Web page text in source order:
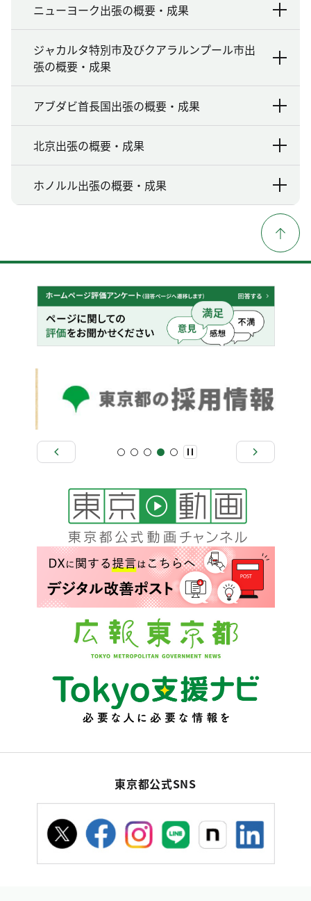
ニューヨーク出張の概要・成果
ジャカルタ特別市及びクアラルンプール市出
張の概要・成果
アブダビ首長国出張の概要・成果
北京出張の概要・成果
ホノルル出張の概要・成果
東京都公式SNS